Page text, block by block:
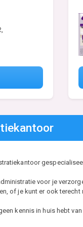
voor je
of je kunt er ook
kennis in huis hebt